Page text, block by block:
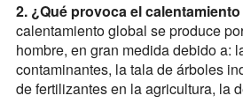
2. ¿Qué provoca el
calentamiento global se produce
hombre, en gran medida debido a:
contaminantes, la tala de árboles
de fertilizantes en la agricultura, la